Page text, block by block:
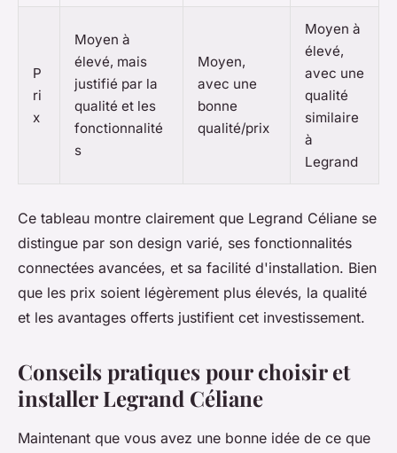
P
ri
x
Moyen à
élevé, mais
justifié par la
qualité et les
fonctionnalité
s
Moyen,
avec une
bonne
qualité/prix
Moyen à
élevé,
avec une
qualité
similaire
à
Legrand
Ce tableau montre clairement que Legrand Céliane se
distingue par son design varié, ses fonctionnalités
connectées avancées, et sa facilité d'installation. Bien
que les prix soient légèrement plus élevés, la qualité
et les avantages offerts justifient cet investissement.
Conseils pratiques pour choisir et
installer Legrand Céliane
Maintenant que vous avez une bonne idée de ce que